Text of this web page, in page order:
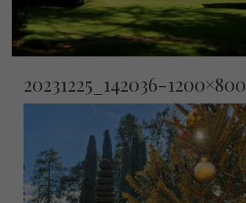
20231225_142036-1200×800